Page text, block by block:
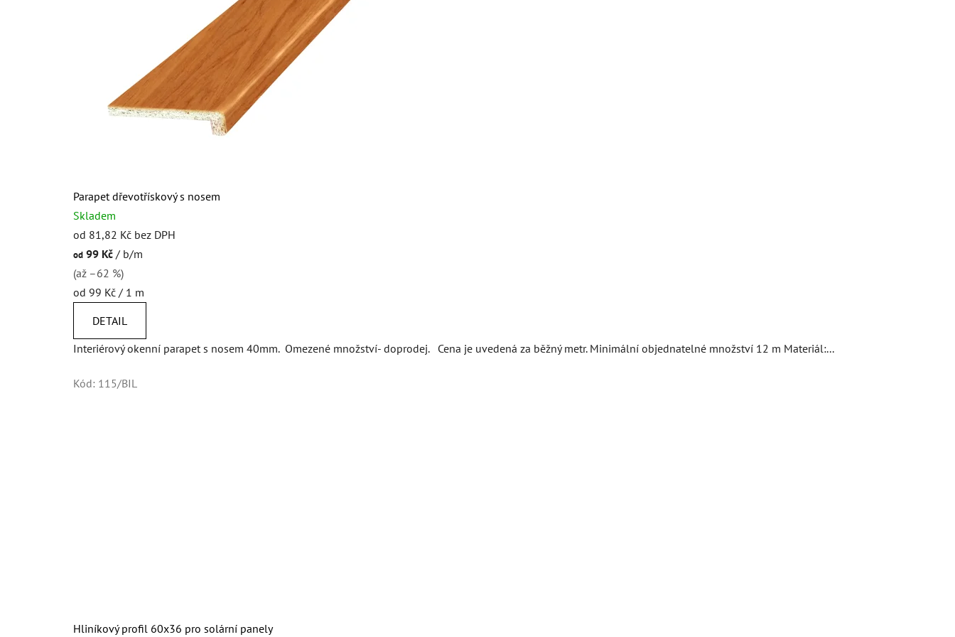
Parapet dřevotřískový s nosem
Skladem
od 81,82 Kč bez DPH
od 99 Kč / b/m
(až –62 %)
Měrná
od 99 Kč / 1 m
DETAIL
Interiérový okenní parapet s nosem 40mm. Omezené množství- doprodej. Cena je uvedená za běžný metr. Minimální objednatelné množství 12 m Materiál:...
Kód: 115/BIL
Hliníkový profil 60x36 pro solární panely